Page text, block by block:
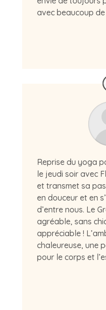
avec beaucoup
Reprise du yoga
le jeudi soir avec
et transmet sa
en douceur et en
d’entre nous. Le
agréable, sans
appréciable !
chaleureuse, une
pour le corps et